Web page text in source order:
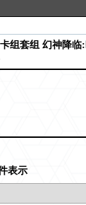
组套组 幻神降临
表示